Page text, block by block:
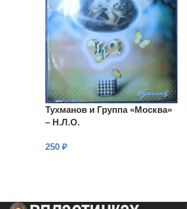
Тухманов и Группа «Москва»
– Н.Л.О.
250 ₽